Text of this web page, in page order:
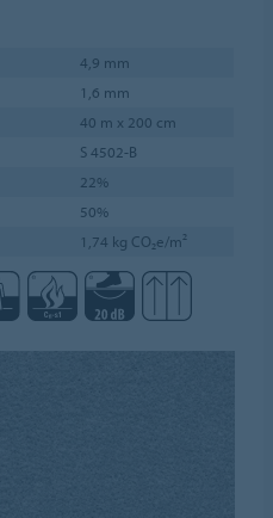
4,9 mm
1,6 mm
40 m x 200 cm
S 4502-B
22%
50%
1,74 kg CO₂e/m²